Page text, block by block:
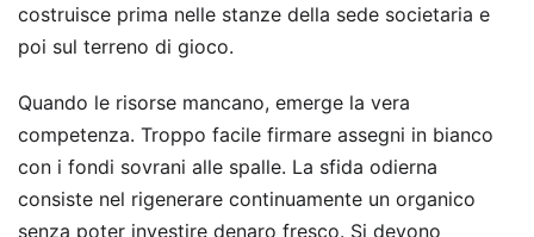
costruisce prima nelle stanze della sede societaria e
poi sul terreno di gioco.
Quando le risorse mancano, emerge la vera
competenza. Troppo facile firmare assegni in bianco
con i fondi sovrani alle spalle. La sfida odierna
consiste nel rigenerare continuamente un organico
senza poter investire denaro fresco. Si devono